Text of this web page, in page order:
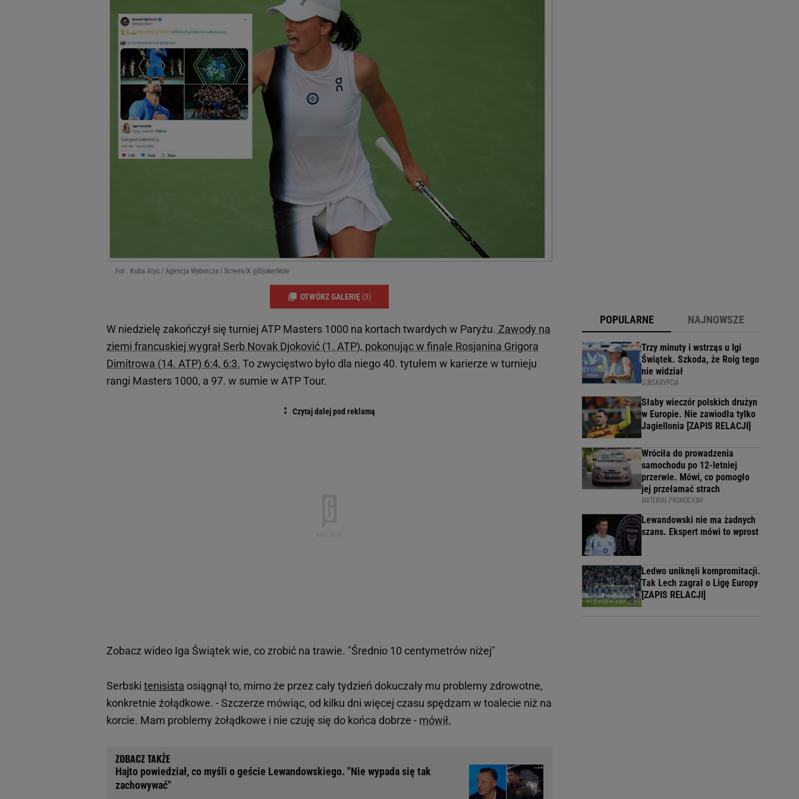
Fot . Kuba Atys / Agencja Wyborcza i Screen/X @DjokerNole
OTWÓRZ GALERIĘ (3)
W niedzielę zakończył się turniej ATP Masters 1000 na kortach twardych w Paryżu. Zawody na
ziemi francuskiej wygrał Serb Novak Djoković (1. ATP), pokonując w finale Rosjanina Grigora
Dimitrowa (14. ATP) 6:4, 6:3. To zwycięstwo było dla niego 40. tytułem w karierze w turnieju
rangi Masters 1000, a 97. w sumie w ATP Tour.
Zobacz wideo Iga Świątek wie, co zrobić na trawie. "Średnio 10 centymetrów niżej"
Serbski tenisista osiągnął to, mimo że przez cały tydzień dokuczały mu problemy zdrowotne,
konkretnie żołądkowe. - Szczerze mówiąc, od kilku dni więcej czasu spędzam w toalecie niż na
korcie. Mam problemy żołądkowe i nie czuję się do końca dobrze - mówił.
Hajto powiedział, co myśli o geście Lewandowskiego. "Nie wypada się tak
zachowywać"
POPULARNE NAJNOWSZE
Trzy minuty i wstrząs u Igi
Świątek. Szkoda, że Roig tego
nie widział
SUBSKRYPCJA
Słaby wieczór polskich drużyn
w Europie. Nie zawiodła tylko
Jagiellonia [ZAPIS RELACJI]
Wróciła do prowadzenia
samochodu po 12-letniej
przerwie. Mówi, co pomogło
jej przełamać strach
MATERIAŁ PROMOCYJNY
Lewandowski nie ma żadnych
szans. Ekspert mówi to wprost
Ledwo uniknęli kompromitacji.
Tak Lech zagrał o Ligę Europy
[ZAPIS RELACJI]